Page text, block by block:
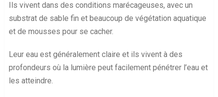
Ils vivent dans des conditions marécageuses, avec un
substrat de sable fin et beaucoup de végétation aquatique
et de mousses pour se cacher.
Leur eau est généralement claire et ils vivent à des
profondeurs où la lumière peut facilement pénétrer l’eau et
les atteindre.